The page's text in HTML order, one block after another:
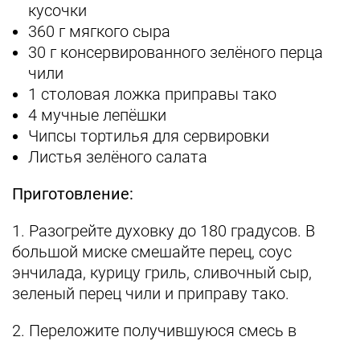
кусочки
360 г мягкого сыра
30 г консервированного зелёного перца
чили
1 столовая ложка приправы тако
4 мучные лепёшки
Чипсы тортилья для сервировки
Листья зелёного салата
Приготовление:
1. Разогрейте духовку до 180 градусов. В
большой миске смешайте перец, соус
энчилада, курицу гриль, сливочный сыр,
зеленый перец чили и приправу тако.
2. Переложите получившуюся смесь в